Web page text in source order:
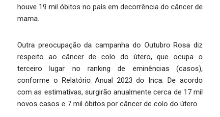
houve 19 mil óbitos no país em decorrência do câncer de
mama.
Outra preocupação da campanha do Outubro Rosa diz
respeito ao câncer de colo do útero, que ocupa o
terceiro lugar no ranking de eminências (casos),
conforme o Relatório Anual 2023 do Inca. De acordo
com as estimativas, surgirão anualmente cerca de 17 mil
novos casos e 7 mil óbitos por câncer de colo do útero.